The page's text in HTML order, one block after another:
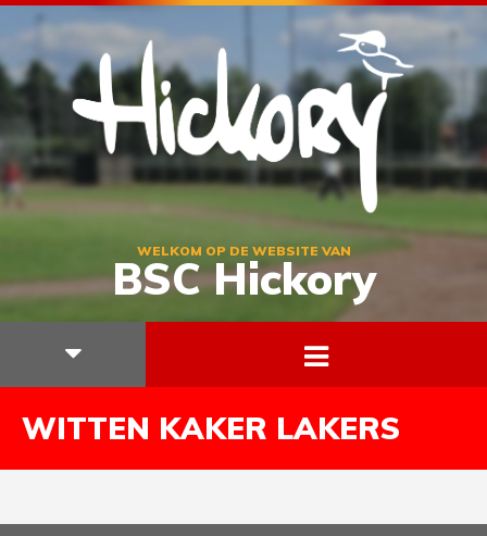
WELKOM OP DE WEBSITE VAN
BSC Hickory
WITTEN KAKER LAKERS